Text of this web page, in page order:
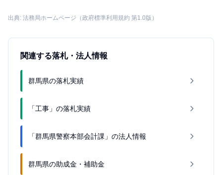
出典: 法務局ホームページ（政府標準利用規約 第1.0版）
関連する落札・法人情報
群馬県の落札実績
「工事」の落札実績
「群馬県警察本部会計課」の法人情報
群馬県の助成金・補助金